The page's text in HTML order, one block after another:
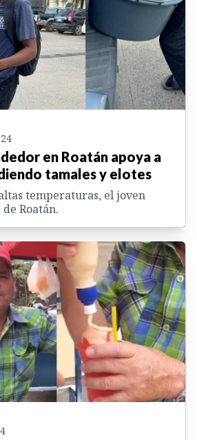
en Roatán apoya a
tamales y elotes
temperaturas, el joven
Roatán.